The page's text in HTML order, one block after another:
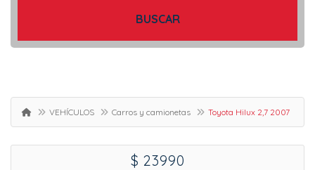
BUSCAR
VEHÍCULOS Carros y camionetas Toyota Hilux 2,7 2007
$ 23990